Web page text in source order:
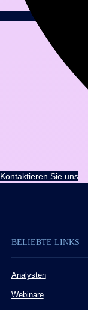
Kontaktieren Sie uns
BELIEBTE LINKS
Analysten
Webinare